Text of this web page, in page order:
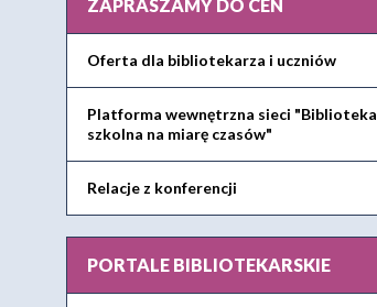
ZAPRASZAMY DO CEN
Oferta dla bibliotekarza i uczniów
Platforma wewnętrzna sieci "Biblioteka
szkolna na miarę czasów"
Relacje z konferencji
PORTALE BIBLIOTEKARSKIE